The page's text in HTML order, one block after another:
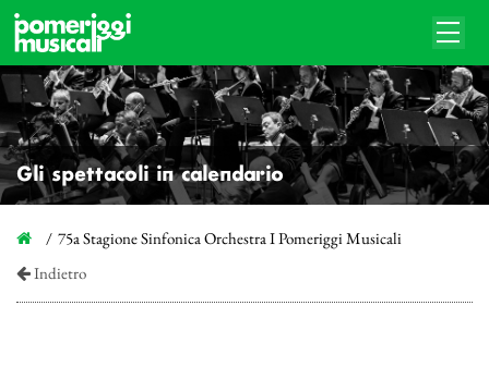
Gli spettacoli in calendario
75a Stagione Sinfonica Orchestra I Pomeriggi Musicali
Indietro